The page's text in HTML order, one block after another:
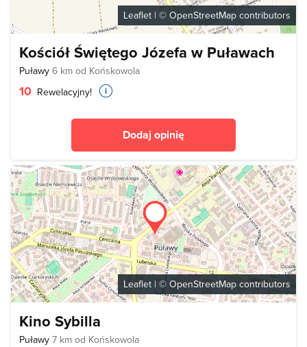
Leaflet | © OpenStreetMap contributors
Kościół Świętego Józefa w Puławach
Puławy 6 km od Końskowola
10 Rewelacyjny!
Dodaj opinię
Leaflet | © OpenStreetMap contributors
Kino Sybilla
Puławy 7 km od Końskowola